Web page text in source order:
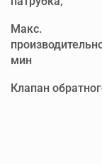
Макс.
мин
Клапан